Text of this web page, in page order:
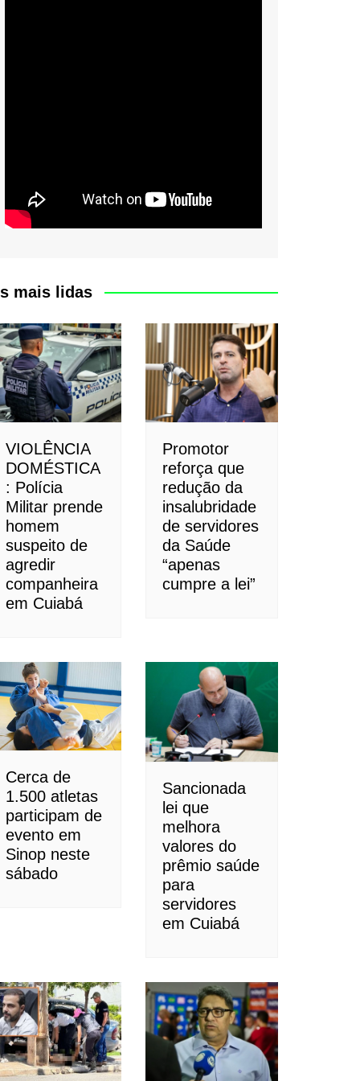
mais lidas
VIOLÊNCIA
DOMÉSTICA
: Polícia
Militar prende
homem
suspeito de
agredir
companheira
em Cuiabá
Promotor
reforça que
redução da
insalubridade
de servidores
da Saúde
“apenas
cumpre a lei”
Cerca de
1.500 atletas
participam de
evento em
Sinop neste
sábado
Sancionada
lei que
melhora
valores do
prêmio saúde
para
servidores
em Cuiabá